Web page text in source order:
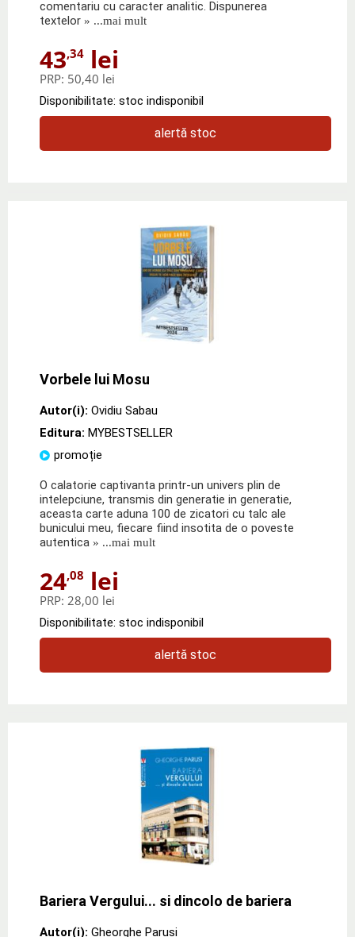
comentariu cu caracter analitic. Dispunerea
textelor » ...mai mult
43,34 lei
PRP: 50,40 lei
Disponibilitate: stoc indisponibil
alertă stoc
Vorbele lui Mosu
Autor(i): Ovidiu Sabau
Editura: MYBESTSELLER
promoție
O calatorie captivanta printr-un univers plin de
intelepciune, transmis din generatie in generatie,
aceasta carte aduna 100 de zicatori cu talc ale
bunicului meu, fiecare fiind insotita de o poveste
autentica » ...mai mult
24,08 lei
PRP: 28,00 lei
Disponibilitate: stoc indisponibil
alertă stoc
Bariera Vergului... si dincolo de bariera
Autor(i): Gheorghe Parusi